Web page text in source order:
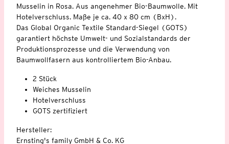
Musselin in Rosa. Aus angenehmer Bio-Baumwolle. Mit
Hotelverschluss. Maße je ca. 40 x 80 cm (BxH).
Das Global Organic Textile Standard-Siegel (GOTS)
garantiert höchste Umwelt- und Sozialstandards der
Produktionsprozesse und die Verwendung von
Baumwollfasern aus kontrolliertem Bio-Anbau.
2 Stück
Weiches Musselin
Hotelverschluss
GOTS zertifiziert
Hersteller:
Ernsting's family GmbH & Co. KG